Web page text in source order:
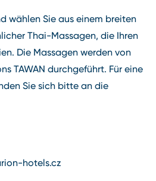
wählen Sie aus einem breiten
Thai⁠-⁠Massagen, die Ihren
Die Massagen werden von
TAWAN durchgeführt. Für eine
Sie sich bitte an die
⁠hotels.cz